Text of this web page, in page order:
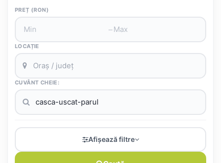
PREȚ (RON)
–
LOCAȚIE
CUVÂNT CHEIE:
Afișează filtre